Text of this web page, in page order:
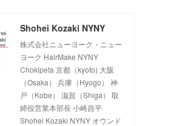
Shohei Kozaki NYNY
株式会社ニューヨーク・ニュー
ヨーク HairMake NYNY
Chokipeta 京都（kyoto) 大阪
（Osaka） 兵庫（Hyogo） 神
戸（Kobe） 滋賀（Shiga） 取
締役営業本部長 小崎昌平
Shohei Kozaki NYNY オウンド